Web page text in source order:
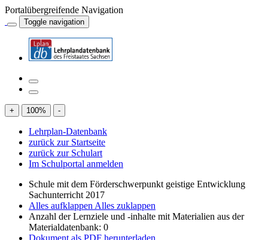
Portalübergreifende Navigation
Toggle navigation
+ 100% -
Lehrplan-Datenbank
zurück zur Startseite
zurück zur Schulart
Im Schulportal anmelden
Schule mit dem Förderschwerpunkt geistige Entwicklung
Sachunterricht 2017
Alles aufklappen Alles zuklappen
Anzahl der Lernziele und -inhalte mit Materialien aus der
Materialdatenbank: 0
Dokument als PDF herunterladen